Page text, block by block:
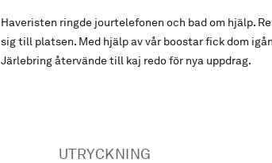
Haveristen ringde jourtelefonen och bad om hjälp.
sig till platsen. Med hjälp av vår boostar fick dom
Järlebring återvände till kaj redo för nya uppdrag.
UTRYCKNING